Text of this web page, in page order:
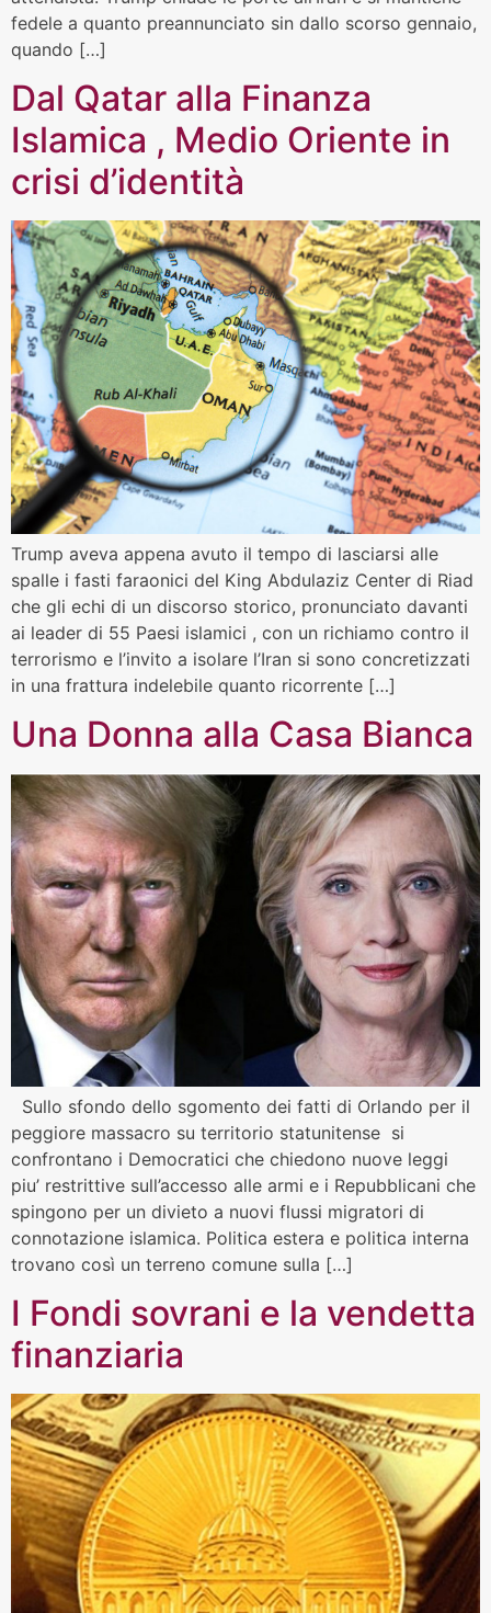
fedele a quanto preannunciato sin dallo scorso gennaio,
quando […]
Dal Qatar alla Finanza
Islamica , Medio Oriente in
crisi d’identità
Trump aveva appena avuto il tempo di lasciarsi alle
spalle i fasti faraonici del King Abdulaziz Center di Riad
che gli echi di un discorso storico, pronunciato davanti
ai leader di 55 Paesi islamici , con un richiamo contro il
terrorismo e l’invito a isolare l’Iran si sono concretizzati
in una frattura indelebile quanto ricorrente […]
Una Donna alla Casa Bianca
Sullo sfondo dello sgomento dei fatti di Orlando per il
peggiore massacro su territorio statunitense si
confrontano i Democratici che chiedono nuove leggi
piu’ restrittive sull’accesso alle armi e i Repubblicani che
spingono per un divieto a nuovi flussi migratori di
connotazione islamica. Politica estera e politica interna
trovano così un terreno comune sulla […]
I Fondi sovrani e la vendetta
finanziaria